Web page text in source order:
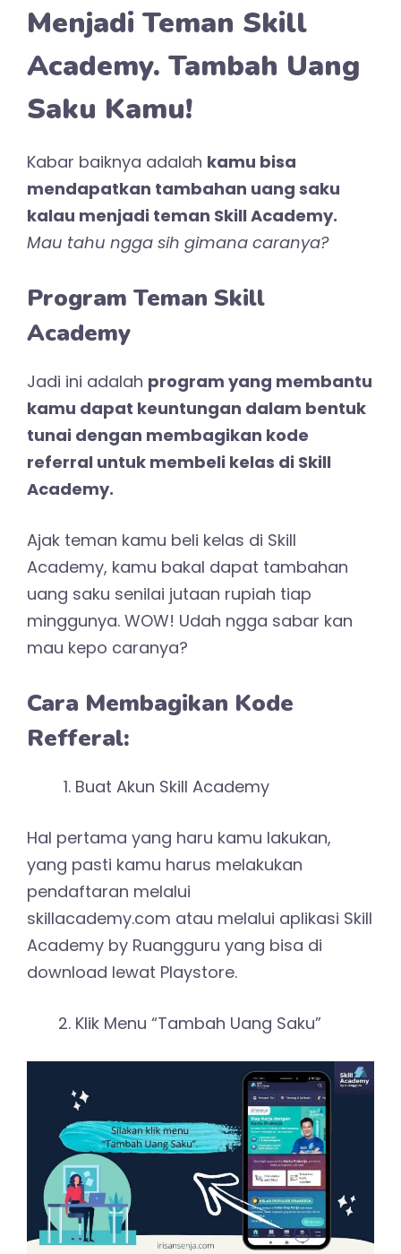
Menjadi Teman Skill
Academy. Tambah Uang
Saku Kamu!
Kabar baiknya adalah kamu bisa
mendapatkan tambahan uang saku
kalau menjadi teman Skill Academy.
Mau tahu ngga sih gimana caranya?
Program Teman Skill
Academy
Jadi ini adalah program yang membantu
kamu dapat keuntungan dalam bentuk
tunai dengan membagikan kode
referral untuk membeli kelas di Skill
Academy.
Ajak teman kamu beli kelas di Skill
Academy, kamu bakal dapat tambahan
uang saku senilai jutaan rupiah tiap
minggunya. WOW! Udah ngga sabar kan
mau kepo caranya?
Cara Membagikan Kode
Refferal:
Buat Akun Skill Academy
Hal pertama yang haru kamu lakukan,
yang pasti kamu harus melakukan
pendaftaran melalui
skillacademy.com atau melalui aplikasi Skill
Academy by Ruangguru yang bisa di
download lewat Playstore.
Klik Menu “Tambah Uang Saku”